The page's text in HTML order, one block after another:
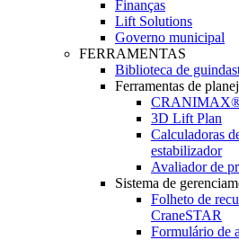
Finanças
Lift Solutions
Governo municipal
FERRAMENTAS
Biblioteca de
Ferramentas de
3D Lift Plan
Calculadoras
estabilizador
Avaliador de
Sistema de
Folheto de
CraneSTAR
Formulário de